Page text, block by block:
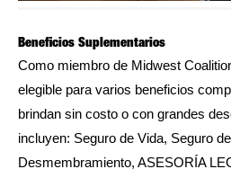
Beneficios Suplementarios
Como miembro de Midwest
elegible para varios beneficios
brindan sin costo o con grandes
incluyen: Seguro de Vida, Seguro
Desmembramiento, ASESORÍA